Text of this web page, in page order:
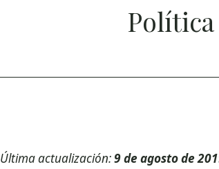
Última actualización:9 de agosto de